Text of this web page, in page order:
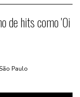
de hits como 'Oi
Paulo